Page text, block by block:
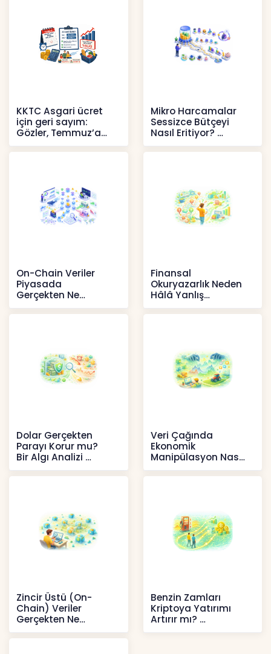
KKTC Asgari ücret
için geri sayım:
Gözler, Temmuz’a
yansıması beklenen
artışta
Mikro Harcamalar
Sessizce Bütçeyi
Nasıl Eritiyor?
İçerikler
On-Chain Veriler
Piyasada
Gerçekten Ne
Anlatır?
Kripto
Finansal
Okuryazarlık Neden
Hâlâ Yanlış
Anlaşılıyor?
İçerikler
Dolar Gerçekten
Parayı Korur mu?
Bir Algı Analizi
İçerikler
Veri Çağında
Ekonomik
Manipülasyon Nasıl
Şekil Değiştirdi?
İçerikler
Zincir Üstü (On-
Chain) Veriler
Gerçekten Ne
Anlatır?
Kripto
Benzin Zamları
Kriptoya Yatırımı
Artırır mı?
Kripto